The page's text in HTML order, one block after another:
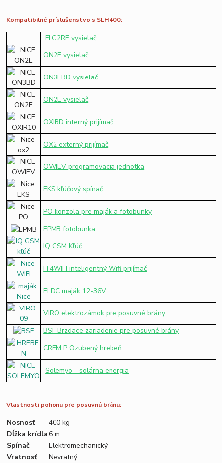
Kompatibilné príslušenstvo s SLH400:
FLO2RE vysielač
ON2E vysielač
ON3EBD vysielač
ON2E vysielač
OXIBD interný prijímač
OX2 externý prijímač
OWIEV programovacia jednotka
EKS kľúčový spínač
PO konzola pre maják a fotobunky
EPMB fotobunka
IQ GSM Kľúč
IT4WIFI inteligentný Wifi prijímač
ELDC maják 12-36V
VIRO elektrozámok pre posuvné brány
BSF Brzdace zariadenie pre posuvné brány
CREM P Ozubený hrebeň
Solemyo - solárna energia
Vlastnosti pohonu pre posuvnú bránu:
Nosnosť
400 kg
Dĺžka krídla6 m
Spínač
Elektromechanický
Vratnosť
Nevratný